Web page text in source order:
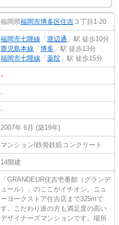
福岡県福岡市博多区住吉 ３丁目1-20
福岡市七隈線 「 渡辺通 」駅 徒歩10分
鹿児島本線 「 博多 」駅 徒歩13分
福岡市七隈線 「 薬院 」駅 徒歩15分
-
-
-
2007年 6月 (築19年)
マンション/鉄骨鉄筋コンクリート
14階建
「GRANDEUR住吉壱番館（グランデ
ュール）」のここがイチオシ。ニュ
ーヨークストア住吉店まで325mで
す。こだわり派の方も満足度の高い
デザイナーズマンションです。場所